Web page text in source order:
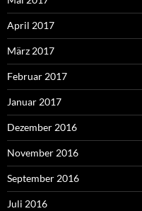
April 2017
März 2017
Februar 2017
Januar 2017
Dezember 2016
November 2016
September 2016
Juli 2016